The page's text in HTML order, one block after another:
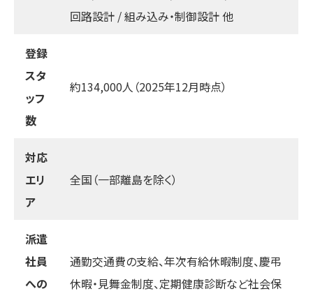
回路設計 / 組み込み・制御設計 他
登録
スタ
ッフ
数
約134,000人（2025年12月時点）
対応
エリ
ア
全国（一部離島を除く）
派遣
社員
への
通勤交通費の支給、年次有給休暇制度、慶弔
休暇・見舞金制度、定期健康診断など社会保